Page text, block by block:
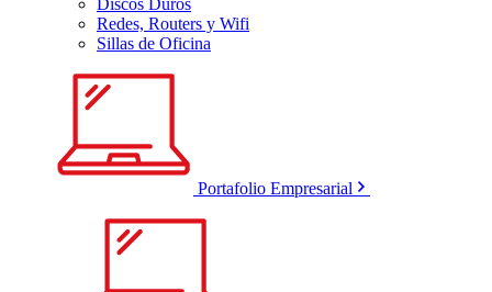
Redes, Routers y Wifi
Sillas de Oficina
Portafolio Empresarial